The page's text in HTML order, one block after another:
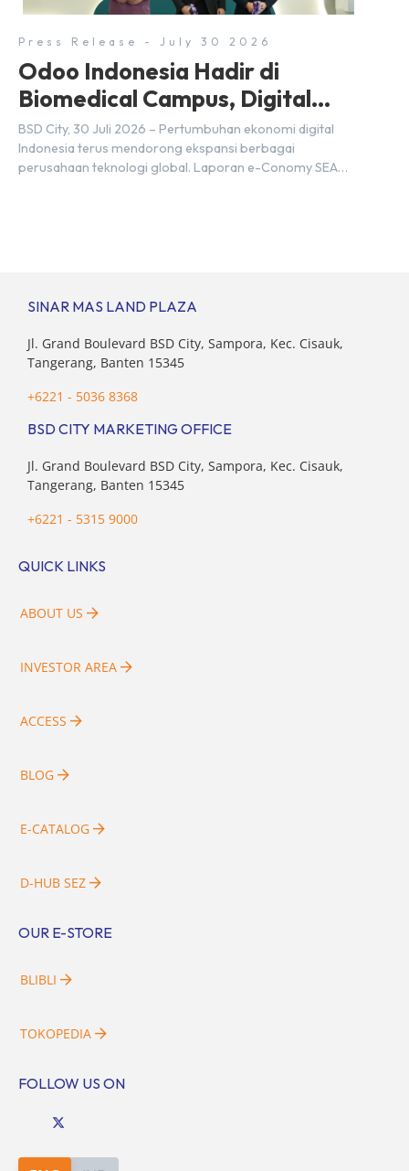
daya […]
Press Release - July 30 2026
Odoo Indonesia Hadir di
Biomedical Campus, Digital
Hub, BSD City
BSD City, 30 Juli 2026 – Pertumbuhan ekonomi digital
Indonesia terus mendorong ekspansi berbagai
perusahaan teknologi global. Laporan e-Conomy SEA
SINAR MAS LAND PLAZA
Jl. Grand Boulevard BSD City, Sampora, Kec. Cisauk,
Tangerang, Banten 15345
+6221 - 5036 8368
BSD CITY MARKETING OFFICE
Jl. Grand Boulevard BSD City, Sampora, Kec. Cisauk,
Tangerang, Banten 15345
+6221 - 5315 9000
QUICK LINKS
ABOUT US
INVESTOR AREA
ACCESS
BLOG
E-CATALOG
D-HUB SEZ
OUR E-STORE
BLIBLI
TOKOPEDIA
FOLLOW US ON